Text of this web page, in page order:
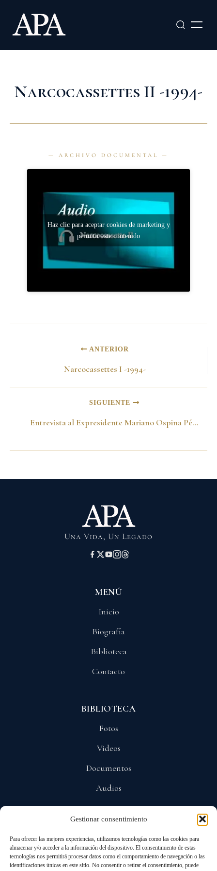
Gestionar consentimiento
Para ofrecer las mejores experiencias, utilizamos tecnologías como las cookies para
almacenar y/o acceder a la información del dispositivo. El consentimiento de estas
tecnologías nos permitirá procesar datos como el comportamiento de navegación o las
identificaciones únicas en este sitio. No consentir o retirar el consentimiento, puede
contenido
Narcocassettes II -1994-
Haz clic para aceptar cookies de marketing y
permitir este contenido
ANTERIOR
Narcocassettes I -1994-
SIGUIENTE
Entrevista al Expresidente Mariano Ospina Pérez sobre el Bogotazo -Noviembre de 1973-
Una Vida, Un Legado
MENÚ
Inicio
Biografía
Biblioteca
Contacto
BIBLIOTECA
Fotos
Videos
Documentos
Audios
Privacidad
Protección De Datos